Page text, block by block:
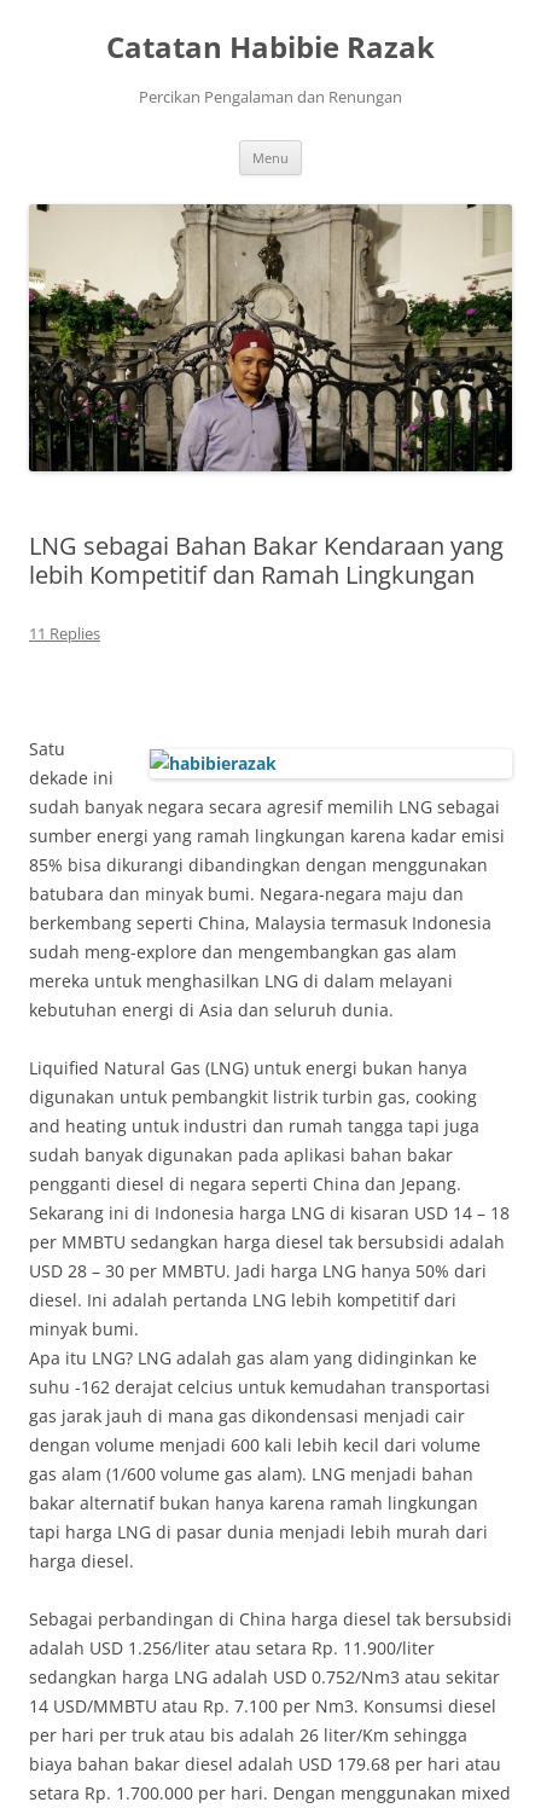
Catatan Habibie Razak
Percikan Pengalaman dan Renungan
Menu
LNG sebagai Bahan Bakar Kendaraan yang
lebih Kompetitif dan Ramah Lingkungan
11 Replies
Satu
dekade ini
sudah banyak negara secara agresif memilih LNG sebagai
sumber energi yang ramah lingkungan karena kadar emisi
85% bisa dikurangi dibandingkan dengan menggunakan
batubara dan minyak bumi. Negara-negara maju dan
berkembang seperti China, Malaysia termasuk Indonesia
sudah meng-explore dan mengembangkan gas alam
mereka untuk menghasilkan LNG di dalam melayani
kebutuhan energi di Asia dan seluruh dunia.
Liquified Natural Gas (LNG) untuk energi bukan hanya
digunakan untuk pembangkit listrik turbin gas, cooking
and heating untuk industri dan rumah tangga tapi juga
sudah banyak digunakan pada aplikasi bahan bakar
pengganti diesel di negara seperti China dan Jepang.
Sekarang ini di Indonesia harga LNG di kisaran USD 14 – 18
per MMBTU sedangkan harga diesel tak bersubsidi adalah
USD 28 – 30 per MMBTU. Jadi harga LNG hanya 50% dari
diesel. Ini adalah pertanda LNG lebih kompetitif dari
minyak bumi.
Apa itu LNG? LNG adalah gas alam yang didinginkan ke
suhu -162 derajat celcius untuk kemudahan transportasi
gas jarak jauh di mana gas dikondensasi menjadi cair
dengan volume menjadi 600 kali lebih kecil dari volume
gas alam (1/600 volume gas alam). LNG menjadi bahan
bakar alternatif bukan hanya karena ramah lingkungan
tapi harga LNG di pasar dunia menjadi lebih murah dari
harga diesel.
Sebagai perbandingan di China harga diesel tak bersubsidi
adalah USD 1.256/liter atau setara Rp. 11.900/liter
sedangkan harga LNG adalah USD 0.752/Nm3 atau sekitar
14 USD/MMBTU atau Rp. 7.100 per Nm3. Konsumsi diesel
per hari per truk atau bis adalah 26 liter/Km sehingga
biaya bahan bakar diesel adalah USD 179.68 per hari atau
setara Rp. 1.700.000 per hari. Dengan menggunakan mixed